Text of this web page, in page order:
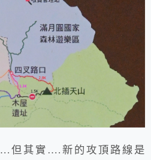
但其實….新的攻頂路線是